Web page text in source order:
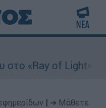
«Ray of Light» της
➔ Μάθετε